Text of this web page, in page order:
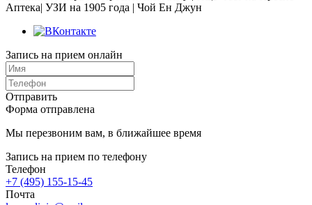
Аптека| УЗИ на 1905 года | Чой Ен Джун
Запись на прием онлайн
Отправить
Форма отправлена
Мы перезвоним вам, в ближайшее время
Запись на прием по телефону
Телефон
+7 (495) 155-15-45
Почта